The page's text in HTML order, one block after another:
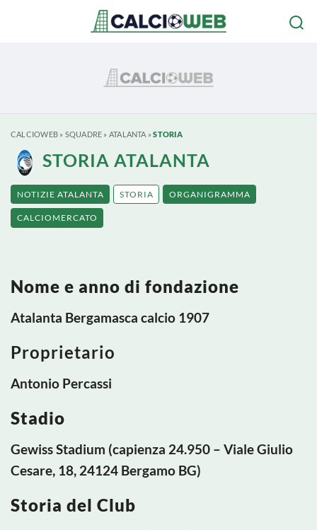
CALCIOWEB» SQUADRE » ATALANTA »STORIA
STORIA ATALANTA
NOTIZIE ATALANTA STORIA ORGANIGRAMMA
CALCIOMERCATO
Nome e anno di fondazione
Atalanta Bergamasca calcio 1907
Proprietario
Antonio Percassi
Stadio
Gewiss Stadium (capienza 24.950 – Viale Giulio
Cesare, 18, 24124 Bergamo BG)
Storia del Club